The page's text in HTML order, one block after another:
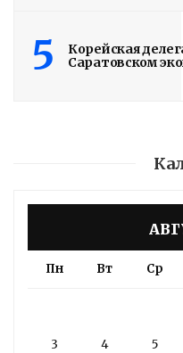
5
Корейская
Саратовском
Пн Вт Ср
3 4 5